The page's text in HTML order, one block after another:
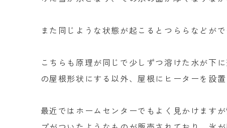
また同じような状態が起こるとつららなどが
こちらも原理が同じで少しずつ溶けた水が下
の屋根形状にする以外、屋根にヒーターを設
最近ではホームセンターでもよく見かけます